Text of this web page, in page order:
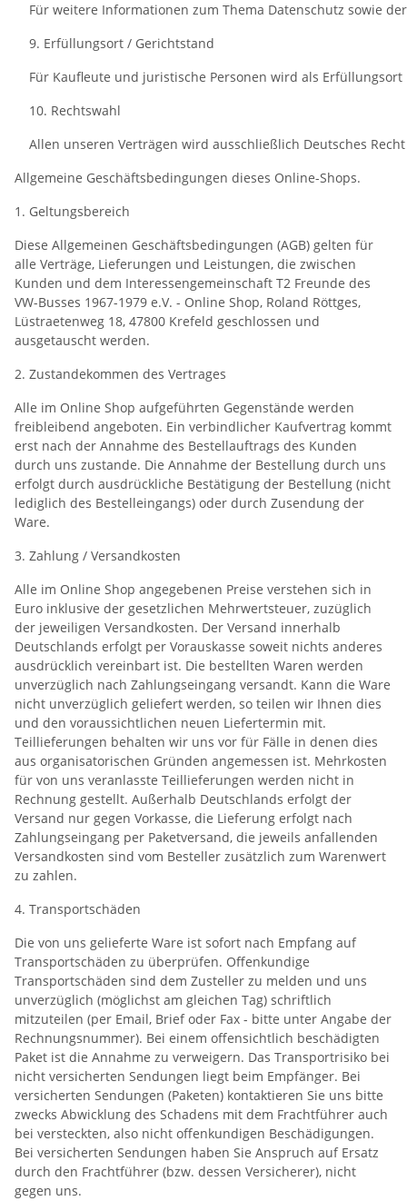
Für weitere Informationen zum Thema Datenschutz sowie
9. Erfüllungsort / Gerichtstand
Für Kaufleute und juristische Personen wird als
10. Rechtswahl
Allen unseren Verträgen wird ausschließlich Deutsches
Allgemeine Geschäftsbedingungen dieses Online-Shops.
1. Geltungsbereich
Diese Allgemeinen Geschäftsbedingungen (AGB) gelten für
alle Verträge, Lieferungen und Leistungen, die zwischen
Kunden und dem Interessengemeinschaft T2 Freunde des
VW-Busses 1967-1979 e.V. - Online Shop, Roland Röttges,
Lüstraetenweg 18, 47800 Krefeld geschlossen und
ausgetauscht werden.
2. Zustandekommen des Vertrages
Alle im Online Shop aufgeführten Gegenstände werden
freibleibend angeboten. Ein verbindlicher Kaufvertrag kommt
erst nach der Annahme des Bestellauftrags des Kunden
durch uns zustande. Die Annahme der Bestellung durch uns
erfolgt durch ausdrückliche Bestätigung der Bestellung (nicht
lediglich des Bestelleingangs) oder durch Zusendung der
Ware.
3. Zahlung / Versandkosten
Alle im Online Shop angegebenen Preise verstehen sich in
Euro inklusive der gesetzlichen Mehrwertsteuer, zuzüglich
der jeweiligen Versandkosten. Der Versand innerhalb
Deutschlands erfolgt per Vorauskasse soweit nichts anderes
ausdrücklich vereinbart ist. Die bestellten Waren werden
unverzüglich nach Zahlungseingang versandt. Kann die Ware
nicht unverzüglich geliefert werden, so teilen wir Ihnen dies
und den voraussichtlichen neuen Liefertermin mit.
Teillieferungen behalten wir uns vor für Fälle in denen dies
aus organisatorischen Gründen angemessen ist. Mehrkosten
für von uns veranlasste Teillieferungen werden nicht in
Rechnung gestellt. Außerhalb Deutschlands erfolgt der
Versand nur gegen Vorkasse, die Lieferung erfolgt nach
Zahlungseingang per Paketversand, die jeweils anfallenden
Versandkosten sind vom Besteller zusätzlich zum Warenwert
zu zahlen.
4. Transportschäden
Die von uns gelieferte Ware ist sofort nach Empfang auf
Transportschäden zu überprüfen. Offenkundige
Transportschäden sind dem Zusteller zu melden und uns
unverzüglich (möglichst am gleichen Tag) schriftlich
mitzuteilen (per Email, Brief oder Fax - bitte unter Angabe der
Rechnungsnummer). Bei einem offensichtlich beschädigten
Paket ist die Annahme zu verweigern. Das Transportrisiko bei
nicht versicherten Sendungen liegt beim Empfänger. Bei
versicherten Sendungen (Paketen) kontaktieren Sie uns bitte
zwecks Abwicklung des Schadens mit dem Frachtführer auch
bei versteckten, also nicht offenkundigen Beschädigungen.
Bei versicherten Sendungen haben Sie Anspruch auf Ersatz
durch den Frachtführer (bzw. dessen Versicherer), nicht
gegen uns.